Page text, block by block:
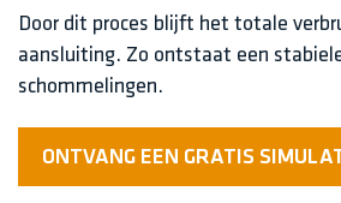
Door dit proces blijft het totale
aansluiting. Zo ontstaat een
schommelingen.
ONTVANG EEN GRATIS